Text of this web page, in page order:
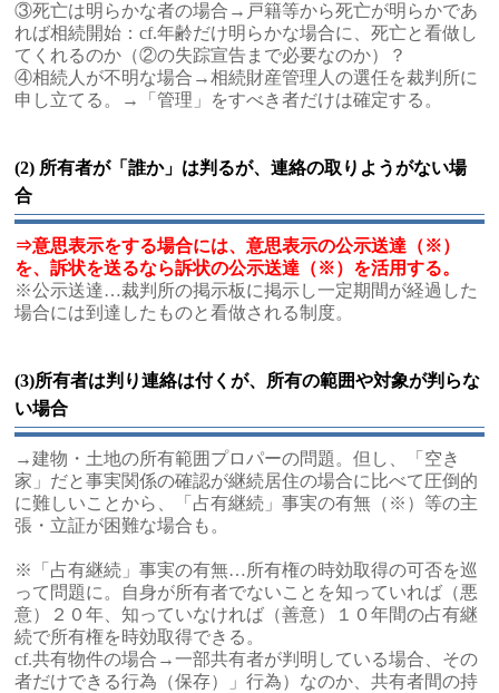
③死亡は明らかな者の場合→戸籍等から死亡が明らかであ
れば相続開始：cf.年齢だけ明らかな場合に、死亡と看做し
てくれるのか（②の失踪宣告まで必要なのか）？
④相続人が不明な場合→相続財産管理人の選任を裁判所に
申し立てる。→「管理」をすべき者だけは確定する。
(2) 所有者が「誰か」は判るが、連絡の取りようがない場
合
⇒意思表示をする場合には、意思表示の公示送達（※）
を、訴状を送るなら訴状の公示送達（※）を活用する。
※公示送達…裁判所の掲示板に掲示し一定期間が経過した
場合には到達したものと看做される制度。
(3)所有者は判り連絡は付くが、所有の範囲や対象が判らな
い場合
→建物・土地の所有範囲プロパーの問題。但し、「空き
家」だと事実関係の確認が継続居住の場合に比べて圧倒的
に難しいことから、「占有継続」事実の有無（※）等の主
張・立証が困難な場合も。
※「占有継続」事実の有無…所有権の時効取得の可否を巡
って問題に。自身が所有者でないことを知っていれば（悪
意）２０年、知っていなければ（善意）１０年間の占有継
続で所有権を時効取得できる。
cf.共有物件の場合→一部共有者が判明している場合、その
者だけできる行為（保存）」行為）なのか、共有者間の持